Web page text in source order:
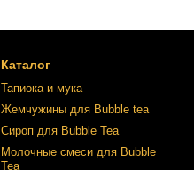
Каталог
Тапиока и мука
Жемчужины для Bubble tea
Сироп для Bubble Tea
Молочные смеси для Bubble
Tea